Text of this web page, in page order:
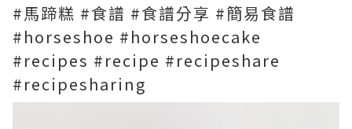
#馬蹄糕 #食譜 #食譜分享 #簡易食譜
#horseshoe #horseshoecake
#recipes #recipe #recipeshare
#recipesharing